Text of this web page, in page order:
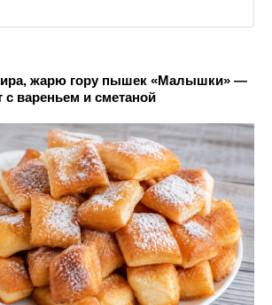
жарю гору пышек «Малышки» —
с вареньем и сметаной